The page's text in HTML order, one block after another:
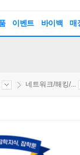
이벤트 바이백 매
네트워크/해킹/...